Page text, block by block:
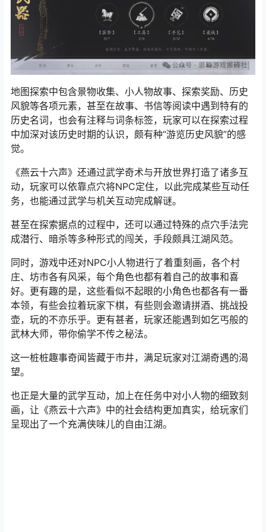
地图探索中包含景物收集、小人物故事、探索奖励、历史
风貌等各项元素，甚至在故事、书信等阅读中遇到特有的
历史名词，也会有注释与词条标签，玩家可以在探索过程
中加深对该历史时期的认识，颇有种“游览历史风貌”的感
觉。
《燕云十六声》还通过武学奇术与开放世界打造了诸多互
动，玩家可以依靠点穴将NPC定住，以此完成某些互动任
务，也能通过武学与机关互动完成解谜。
甚至在探索据点的过程中，还可以通过特殊的点穴手法完
成潜行、暗杀等多种形式的闯关，手段颇具江湖风范。
同时，游戏中还对NPC小人物进行了着重刻画，各个村
庄、坊市各有风采，每个角色也都有着自己的故事和喜
好。更有趣的是，这些看似不起眼的小角色也都各有一番
本领，有些会拉着玩家下棋，有些则会邀请拼酒、挑战投
壶，玩的不亦乐乎。更有甚者，玩家还能遇到如乞丐般的
武林大师，带你偷学不传之秘法。
这一桩桩趣事奇闻皆藏于市井，满足玩家对江湖奇遇的渴
望。
也正是大量的武学互动，加上在任务中对小人物的细致刻
画，让《燕云十六声》中的社会结构更加真实，给玩家们
呈现出了一个充满侠味儿的自由江湖。